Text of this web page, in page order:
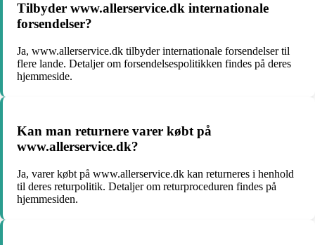
Tilbyder www.allerservice.dk internationale
forsendelser?
Ja, www.allerservice.dk tilbyder internationale forsendelser til
flere lande. Detaljer om forsendelsespolitikken findes på deres
hjemmeside.
Kan man returnere varer købt på
www.allerservice.dk?
Ja, varer købt på www.allerservice.dk kan returneres i henhold
til deres returpolitik. Detaljer om returproceduren findes på
hjemmesiden.